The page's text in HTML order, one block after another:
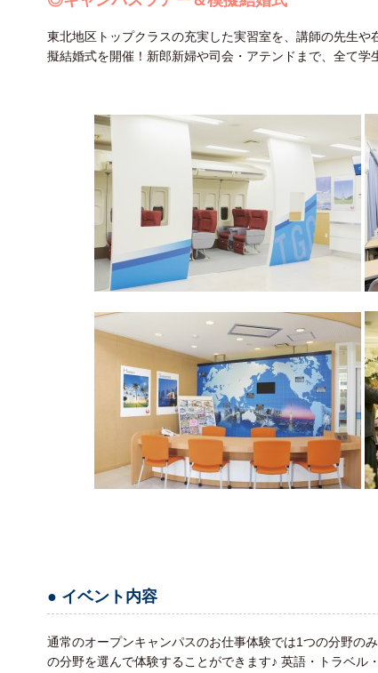
東北地区トップクラスの充実した実習室を、講師の先生
擬結婚式を開催！新郎新婦や司会・アテンドまで、全て学
● イベント内容
通常のオープンキャンパスのお仕事体験では1つの分野の
の分野を選んで体験することができます♪ 英語・トラベ